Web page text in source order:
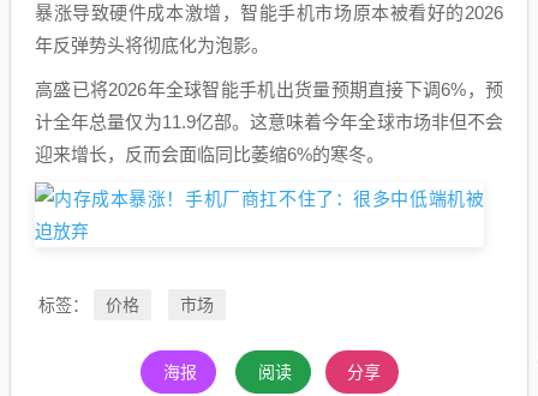
暴涨导致硬件成本激增，智能手机市场原本被看好的2026
年反弹势头将彻底化为泡影。
高盛已将2026年全球智能手机出货量预期直接下调6%，预
计全年总量仅为11.9亿部。这意味着今年全球市场非但不会
迎来增长，反而会面临同比萎缩6%的寒冬。
标签： 价格 市场
海报 阅读 分享